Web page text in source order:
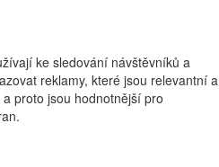
ke sledování návštěvníků a
reklamy, které jsou relevantní a
proto jsou hodnotnější pro